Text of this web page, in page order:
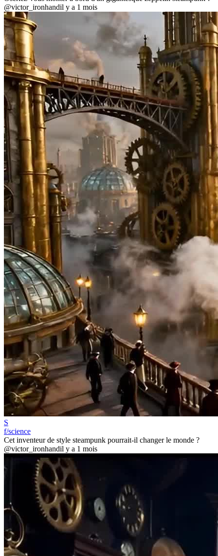
@victor_ironhandil y a 1 mois
S
f/science
Cet inventeur de style steampunk pourrait-il changer le monde ?
@victor_ironhandil y a 1 mois